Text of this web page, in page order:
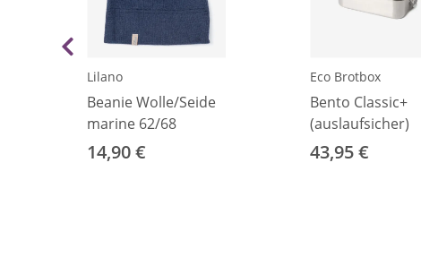
Lilano
Beanie Wolle/Seide
marine 62/68
14,90 €
Eco Brotbox
Bento Classic+
(auslaufsicher)
43,95 €